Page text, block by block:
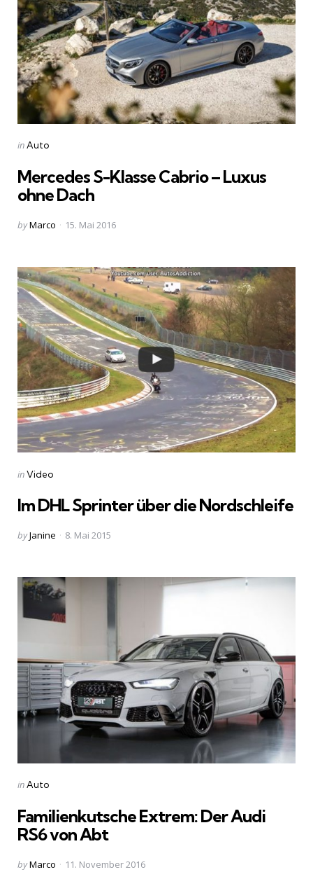
Categories
Posted
inAuto
Mercedes S-Klasse Cabrio – Luxus
ohne Dach
Posted
byMarco 15. Mai 2016
Categories
Posted
inVideo
Im DHL Sprinter über die Nordschleife
Posted
byJanine 8. Mai 2015
Categories
Posted
inAuto
Familienkutsche Extrem: Der Audi
RS6 von Abt
Posted
byMarco 11. November 2016